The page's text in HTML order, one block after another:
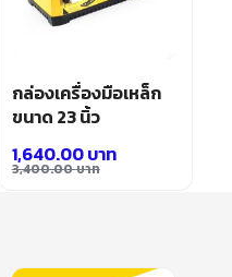
กล่องเครื่องมือเหล็ก
ขนาด 23 นิ้ว
3,400.00บาท
1,640.00บาท